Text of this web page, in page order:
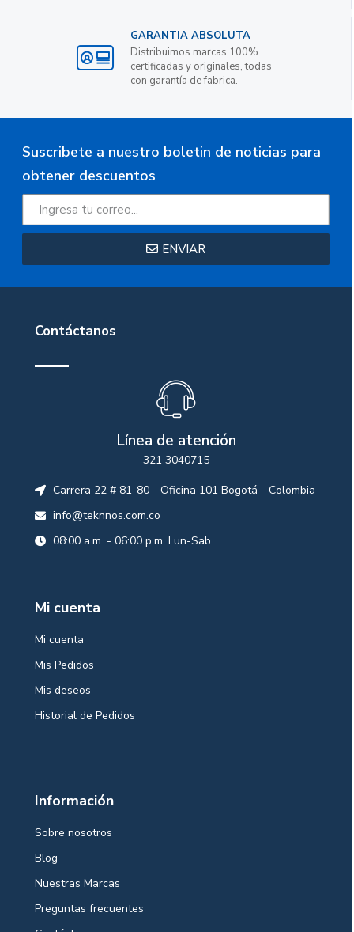
GARANTIA ABSOLUTA
Distribuimos marcas 100%
certificadas y originales, todas
con garantía de fabrica.
Suscribete a nuestro boletin de noticias para
obtener descuentos
ENVIAR
Contáctanos
Línea de atención
321 3040715
Carrera 22 # 81-80 - Oficina 101 Bogotá - Colombia
info@teknnos.com.co
08:00 a.m. - 06:00 p.m. Lun-Sab
Mi cuenta
Mi cuenta
Mis Pedidos
Mis deseos
Historial de Pedidos
Información
Sobre nosotros
Blog
Nuestras Marcas
Preguntas frecuentes